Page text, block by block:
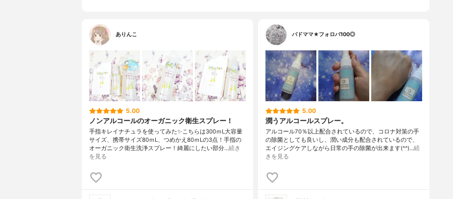
ありんこ
5.00
ノンアルコールのオーガニック衛生スプレー！
手指キレイナチュラを使ってみた✨こちらは300ｍL大容量
サイズ、携帯サイズ80ｍL、つめかえ80ｍLの3点！手指の
オーガニック衛生洗浄スプレー！綺麗にしたい部分…続き
を見る
バドママ★フォロバ100◎
5.00
潤うアルコールスプレー。
アルコール70％以上配合されているので、コロナ対策の手
の除菌としても良いし、潤い成分も配合されているので、
エイジングケアしながら日常の手の除菌が出来ます(^^)…続
きを見る